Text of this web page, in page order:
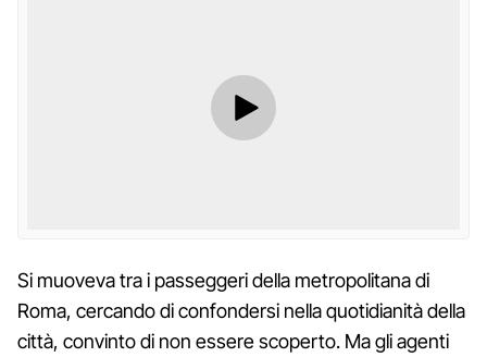
Si muoveva tra i passeggeri della metropolitana di
Roma, cercando di confondersi nella quotidianità della
città, convinto di non essere scoperto. Ma gli agenti